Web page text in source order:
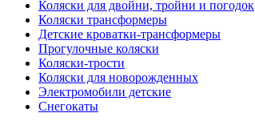
Коляски для двойни, тройни и погодок
Коляски трансформеры
Детские кроватки-трансформеры
Прогулочные коляски
Коляски-трости
Коляски для новорожденных
Электромобили детские
Снегокаты